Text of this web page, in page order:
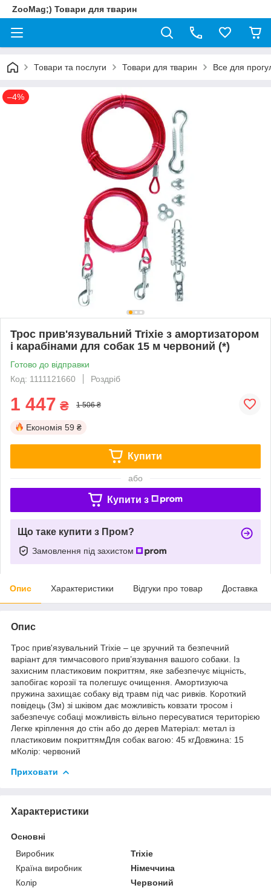
ZooMag;) Товари для тварин
Товари та послуги Товари для тварин Все для
–4%
Трос прив'язувальний Trixie з амортизатором
і карабінами для собак 15 м червоний (*)
Готово до відправки
Код: 1111121660
Роздріб
1 447 ₴ 1 506 ₴
Економія 59 ₴
Купити
або
Купити з
Що таке купити з Пром?
Замовлення під захистом
Опис Характеристики Відгуки про товар Доставка
Опис
Трос прив'язувальний Trixie – це зручний та безпечний
варіант для тимчасового прив’язування вашого собаки. Із
захисним пластиковим покриттям, яке забезпечує міцність,
запобігає корозії та полегшує очищення. Амортизуюча
пружина захищає собаку від травм під час ривків. Короткий
повідець (3м) зі шківом дає можливість ковзати тросом і
забезпечує собаці можливість вільно пересуватися територією
Легке кріплення до стін або до дерев Матеріал: метал із
пластиковим покриттямДля собак вагою: 45 кгДовжина: 15
мКолір: червоний
Приховати
Характеристики
Основні
Виробник
Trixie
Країна виробник
Німеччина
Колір
Червоний